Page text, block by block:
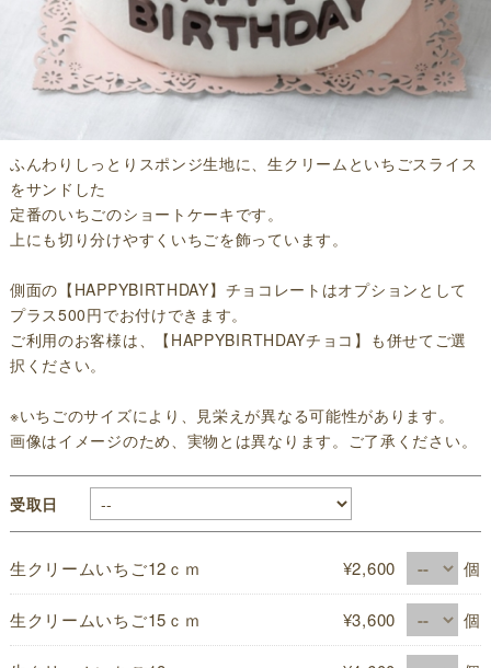
ふんわりしっとりスポンジ生地に、生クリームといちごスライス
をサンドした
定番のいちごのショートケーキです。
上にも切り分けやすくいちごを飾っています。
側面の【HAPPYBIRTHDAY】チョコレートはオプションとして
プラス500円でお付けできます。
ご利用のお客様は、【HAPPYBIRTHDAYチョコ】も併せてご選
択ください。
※いちごのサイズにより、見栄えが異なる可能性があります。
画像はイメージのため、実物とは異なります。ご了承ください。
受取日
生クリームいちご12ｃｍ ¥2,600 個
生クリームいちご15ｃｍ ¥3,600 個